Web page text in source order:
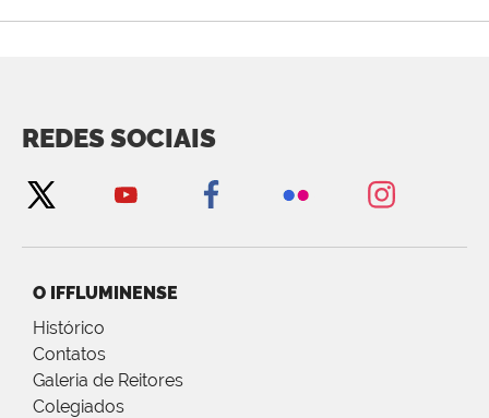
REDES SOCIAIS
O IFFLUMINENSE
Histórico
Contatos
Galeria de Reitores
Colegiados